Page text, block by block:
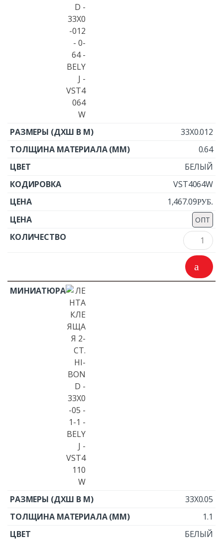
33X0.012
0.64
БЕЛЫЙ
VST4064W
1,467.09РУБ.
ОПТ
33X0.05
1.1
БЕЛЫЙ